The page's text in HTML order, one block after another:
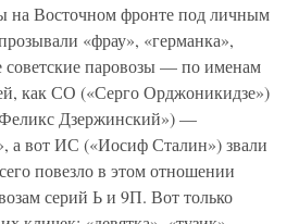
на Восточном фронте под личным
«фрау», «германка»,
паровозы — по именам
как СО («Серго Орджоникидзе»)
Дзержинский») —
а вот ИС («Иосиф Сталин») звали
повезло в этом отношении
серий Ь и 9П. Вот только